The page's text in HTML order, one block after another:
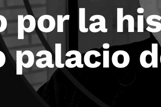
por la